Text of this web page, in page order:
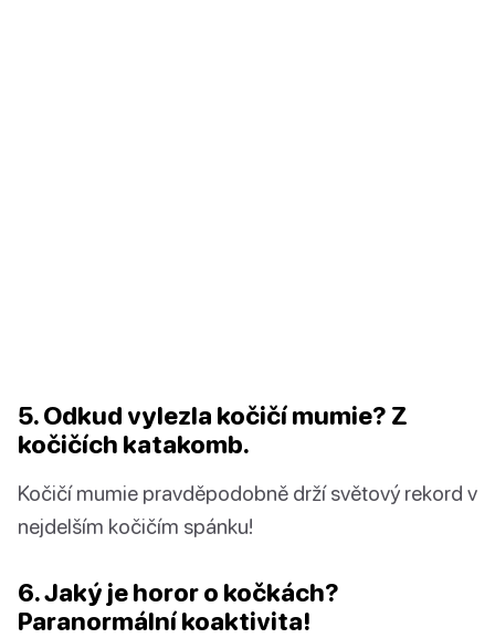
5. Odkud vylezla kočičí mumie? Z
kočičích katakomb.
Kočičí mumie pravděpodobně drží světový rekord v
nejdelším kočičím spánku!
6. Jaký je horor o kočkách?
Paranormální koaktivita!